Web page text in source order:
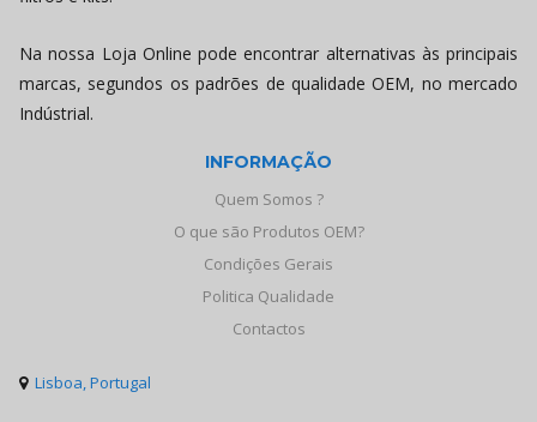
Na nossa Loja Online pode encontrar alternativas às principais
marcas, segundos os padrões de qualidade OEM, no mercado
Indústrial.
INFORMAÇÃO
Quem Somos ?
O que são Produtos OEM?
Condições Gerais
Politica Qualidade
Contactos
 Lisboa, Portugal